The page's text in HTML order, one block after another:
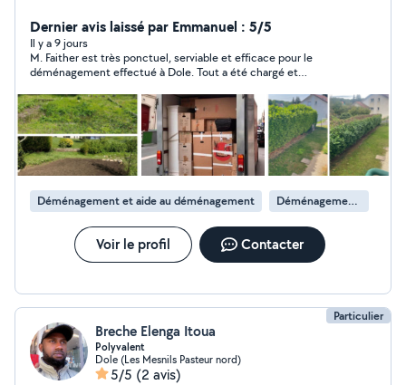
et aide au déménagement, jardinage, etc.). N'hésitez
pas à me contacter, je suis disponible et toujours prêt à
rendre service avec le sourire ! 07soixante9
71zero1zero4.
Dernier avis laissé par Emmanuel : 5/5
Il y a 9 jours
M. Faither est très ponctuel, serviable et efficace pour le
déménagement effectué à Dole. Tout a été chargé et
appel à lui.
Déménagement et aide au déménagement Déménagement de maison
Voir le profil Contacter
Particulier
Breche Elenga Itoua
Polyvalent
Dole (Les Mesnils Pasteur nord)
5/5 (2 avis)